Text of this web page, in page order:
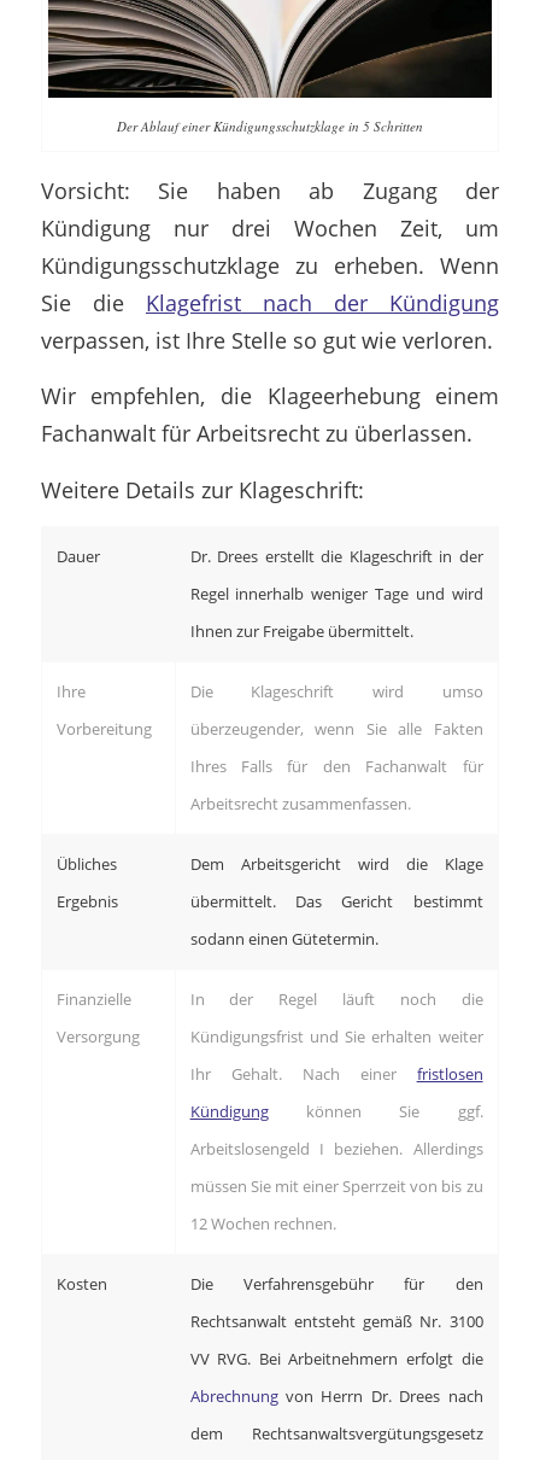
Der Ablauf einer Kündigungsschutzklage in 5 Schritten
Vorsicht: Sie haben ab Zugang der
Kündigung nur drei Wochen Zeit, um
Kündigungsschutzklage zu erheben. Wenn
Sie die Klagefrist nach der Kündigung
verpassen, ist Ihre Stelle so gut wie verloren.
Wir empfehlen, die Klageerhebung einem
Fachanwalt für Arbeitsrecht zu überlassen.
Weitere Details zur Klageschrift:
Dauer
Dr. Drees erstellt die Klageschrift in der
Regel innerhalb weniger Tage und wird
Ihnen zur Freigabe übermittelt.
Ihre
Vorbereitung
Die Klageschrift wird umso
überzeugender, wenn Sie alle Fakten
Ihres Falls für den Fachanwalt für
Arbeitsrecht zusammenfassen.
Übliches
Ergebnis
Dem Arbeitsgericht wird die Klage
übermittelt. Das Gericht bestimmt
sodann einen Gütetermin.
Finanzielle
Versorgung
In der Regel läuft noch die
Kündigungsfrist und Sie erhalten weiter
Ihr Gehalt. Nach einer fristlosen
Kündigungkönnen Sie ggf.
Arbeitslosengeld I beziehen. Allerdings
müssen Sie mit einer Sperrzeit von bis zu
12 Wochen rechnen.
Kosten
Die Verfahrensgebühr für den
Rechtsanwalt entsteht gemäß Nr. 3100
VV RVG. Bei Arbeitnehmern erfolgt die
Abrechnungvon Herrn Dr. Drees nach
dem Rechtsanwaltsvergütungsgesetz